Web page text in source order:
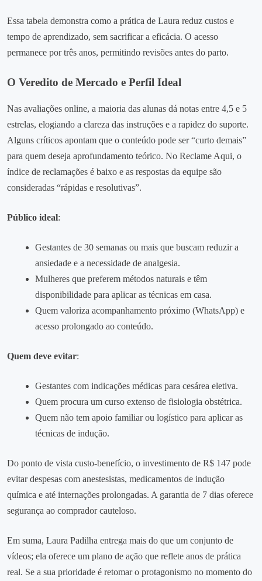
Essa tabela demonstra como a prática de Laura reduz custos e
tempo de aprendizado, sem sacrificar a eficácia. O acesso
permanece por três anos, permitindo revisões antes do parto.
O Veredito de Mercado e Perfil Ideal
Nas avaliações online, a maioria das alunas dá notas entre 4,5 e 5
estrelas, elogiando a clareza das instruções e a rapidez do suporte.
Alguns críticos apontam que o conteúdo pode ser “curto demais”
para quem deseja aprofundamento teórico. No Reclame Aqui, o
índice de reclamações é baixo e as respostas da equipe são
consideradas “rápidas e resolutivas”.
Público ideal:
Gestantes de 30 semanas ou mais que buscam reduzir a
ansiedade e a necessidade de analgesia.
Mulheres que preferem métodos naturais e têm
disponibilidade para aplicar as técnicas em casa.
Quem valoriza acompanhamento próximo (WhatsApp) e
acesso prolongado ao conteúdo.
Quem deve evitar:
Gestantes com indicações médicas para cesárea eletiva.
Quem procura um curso extenso de fisiologia obstétrica.
Quem não tem apoio familiar ou logístico para aplicar as
técnicas de indução.
Do ponto de vista custo‑benefício, o investimento de R$ 147 pode
evitar despesas com anestesistas, medicamentos de indução
química e até internações prolongadas. A garantia de 7 dias oferece
segurança ao comprador cauteloso.
Em suma, Laura Padilha entrega mais do que um conjunto de
vídeos; ela oferece um plano de ação que reflete anos de prática
real. Se a sua prioridade é retomar o protagonismo no momento do